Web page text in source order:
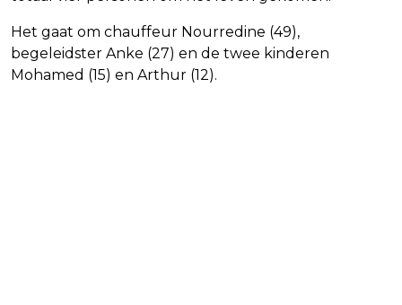
Het gaat om chauffeur Nourredine (49),
begeleidster Anke (27) en de twee kinderen
Mohamed (15) en Arthur (12).